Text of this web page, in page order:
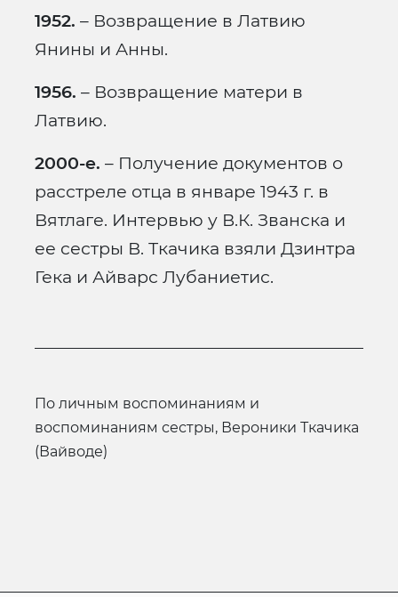
1952. – Возвращение в Латвию
Янины и Анны.
1956. – Возвращение матери в
Латвию.
2000-е. – Получение документов о
расстреле отца в январе 1943 г. в
Вятлаге. Интервью у В.К. Званска и
ее сестры В. Ткачика взяли Дзинтра
Гека и Айварс Лубаниетис.
по личным воспоминаниям и
воспоминаниям сестры, Вероники Ткачика
(Вайводе)